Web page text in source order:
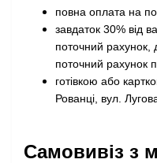
повна оплата на
завдаток 30% від
поточний
поточний рахунок
готівкою або
Рованці, вул.
Самовивіз з